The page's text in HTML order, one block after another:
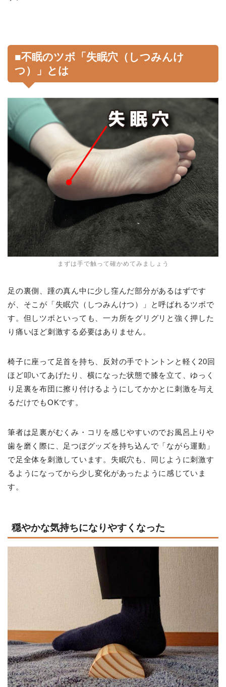
■不眠のツボ「失眠穴（しつみんけ
つ）」とは
まずは手で触って確かめてみましょう
足の裏側、踵の真ん中に少し窪んだ部分があるはずです
が、そこが「失眠穴（しつみんけつ）」と呼ばれるツボで
す。但しツボといっても、一カ所をグリグリと強く押した
り痛いほど刺激する必要はありません。
椅子に座って足首を持ち、反対の手でトントンと軽く20回
ほど叩いてあげたり、横になった状態で膝を立て、ゆっく
り足裏を布団に擦り付けるようにしてかかとに刺激を与え
るだけでもOKです。
筆者は足裏がむくみ・コリを感じやすいのでお風呂上りや
歯を磨く際に、足つぼグッズを持ち込んで「ながら運動」
で足全体を刺激しています。失眠穴も、同じように刺激す
るようになってから少し変化があったように感じていま
す。
穏やかな気持ちになりやすくなった